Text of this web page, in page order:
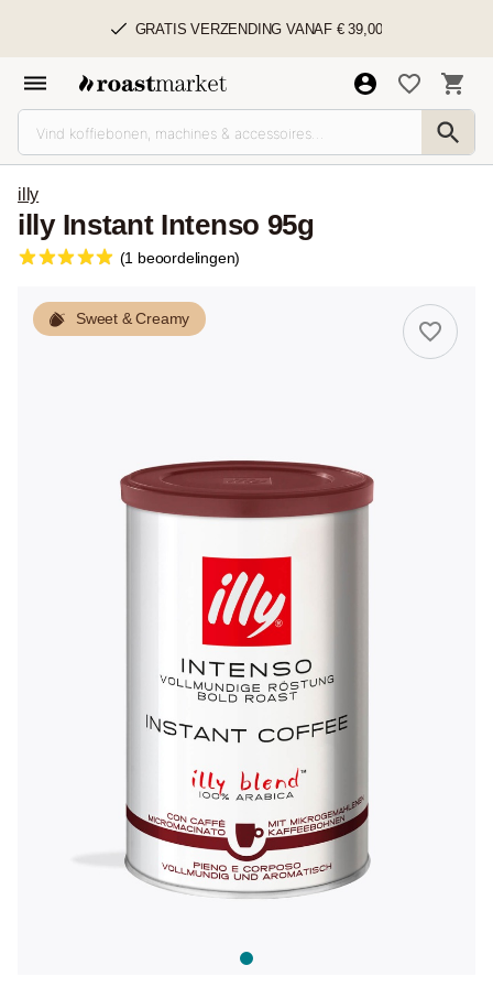
GRATIS VERZENDING VANAF € 39,00
illy
illy Instant Intenso 95g
(1 beoordelingen)
Sweet & Creamy